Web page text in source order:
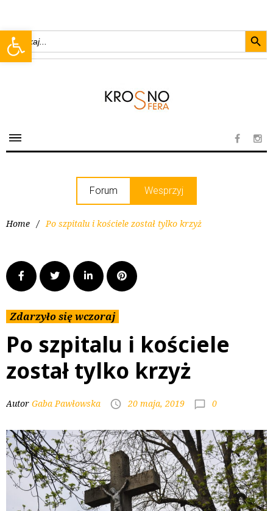
Open toolbar
Search
for:
Forum Wesprzyj
Home / Po szpitalu i kościele został tylko krzyż
Zdarzyło się wczoraj
Po szpitalu i kościele
został tylko krzyż
Autor Gaba Pawłowska 20 maja, 2019 0